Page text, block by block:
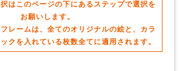
はこのページの下にあるステップで選択を
お願いします。
レームは、全てのオリジナルの絵と、カラ
クを入れている枚数全てに適用されます。